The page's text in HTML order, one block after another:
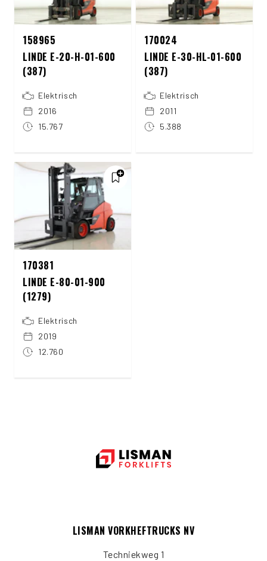
158965
LINDE E-20-H-01-600
(387)
Elektrisch
2016
15.767
170024
LINDE E-30-HL-01-600
(387)
Elektrisch
2011
5.388
170381
LINDE E-80-01-900
(1279)
Elektrisch
2019
12.760
LISMAN VORKHEFTRUCKS NV
Techniekweg 1